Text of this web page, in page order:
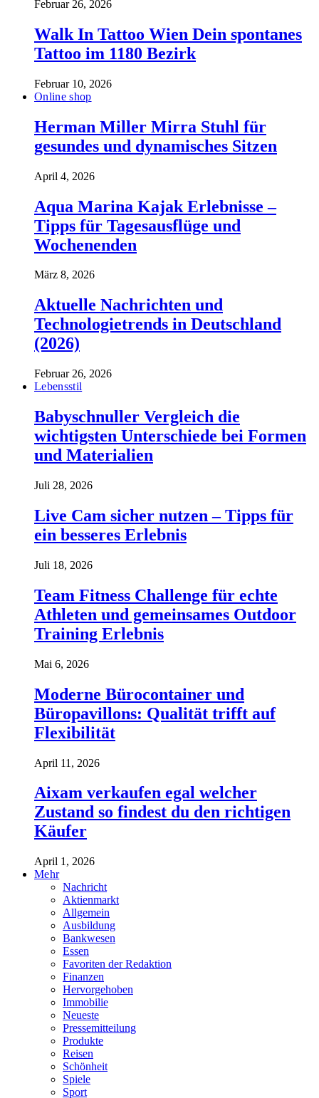
Februar 26, 2026
Walk In Tattoo Wien Dein spontanes
Tattoo im 1180 Bezirk
Februar 10, 2026
Online shop
Herman Miller Mirra Stuhl für
gesundes und dynamisches Sitzen
April 4, 2026
Aqua Marina Kajak Erlebnisse –
Tipps für Tagesausflüge und
Wochenenden
März 8, 2026
Aktuelle Nachrichten und
Technologietrends in Deutschland
(2026)
Februar 26, 2026
Lebensstil
Babyschnuller Vergleich die
wichtigsten Unterschiede bei Formen
und Materialien
Juli 28, 2026
Live Cam sicher nutzen – Tipps für
ein besseres Erlebnis
Juli 18, 2026
Team Fitness Challenge für echte
Athleten und gemeinsames Outdoor
Training Erlebnis
Mai 6, 2026
Moderne Bürocontainer und
Büropavillons: Qualität trifft auf
Flexibilität
April 11, 2026
Aixam verkaufen egal welcher
Zustand so findest du den richtigen
Käufer
April 1, 2026
Mehr
Nachricht
Aktienmarkt
Allgemein
Ausbildung
Bankwesen
Essen
Favoriten der Redaktion
Finanzen
Hervorgehoben
Immobilie
Neueste
Pressemitteilung
Produkte
Reisen
Schönheit
Spiele
Sport